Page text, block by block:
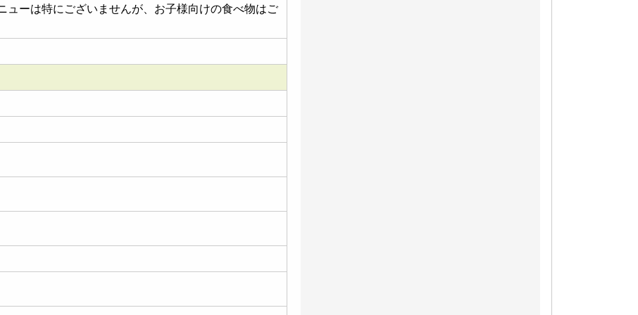
ューは特にございませんが、お子様向けの食べ物はご